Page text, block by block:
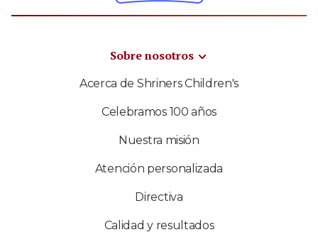
Sobre nosotros
Acerca de Shriners Children's
Celebramos 100 años
Nuestra misión
Atención personalizada
Directiva
Calidad y resultados